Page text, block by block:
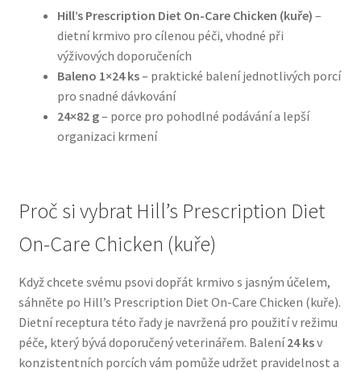
Hill’s pro psy
Hračky pro psy
Konzervy a kapsičky pro psy
N&D Farmina pro psy — Italské holistic krmivo
Pamlsky pro psy
Pelíšky pro psy
Ortopedické pelíšky
Přepravky pro psy
Hill’s Prescription Diet On-Care Chicken (kuře) –
dietní krmivo pro cílenou péči, vhodné při
výživových doporučeních
Baleno 1×24 ks– praktické balení jednotlivých porcí
pro snadné dávkování
24×82 g– porce pro pohodlné podávání a lepší
organizaci krmení
Proč si vybrat Hill’s Prescription Diet
On-Care Chicken (kuře)
Když chcete svému psovi dopřát krmivo s jasným účelem,
sáhněte po Hill’s Prescription Diet On-Care Chicken (kuře).
Dietní receptura této řady je navržená pro použití v režimu
péče, který bývá doporučený veterinářem. Balení24 ksv
konzistentních porcích vám pomůže udržet pravidelnost a